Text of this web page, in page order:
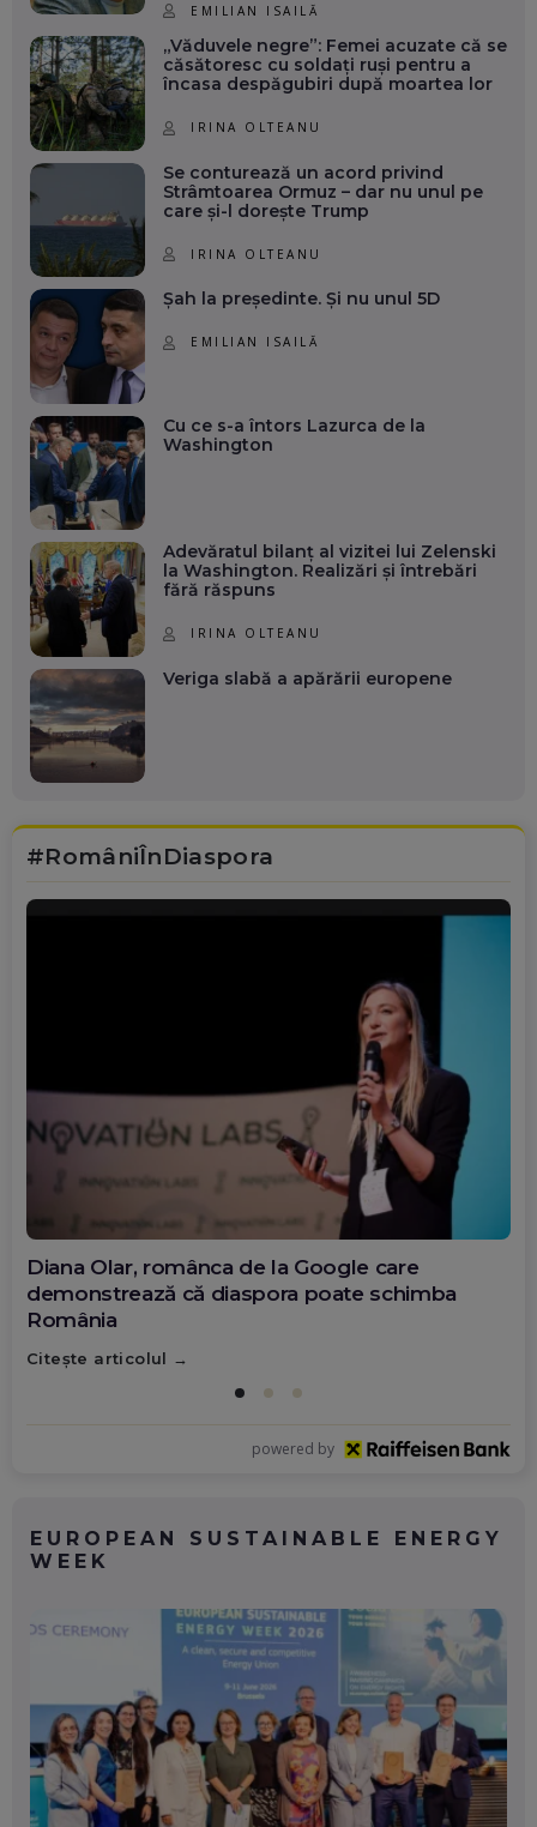
EMILIAN ISAILĂ
„Văduvele negre”: Femei acuzate că se
căsătoresc cu soldați ruși pentru a
încasa despăgubiri după moartea lor
IRINA OLTEANU
Se conturează un acord privind
Strâmtoarea Ormuz – dar nu unul pe
care și-l dorește Trump
IRINA OLTEANU
Șah la președinte. Și nu unul 5D
EMILIAN ISAILĂ
Cu ce s-a întors Lazurca de la
Washington
Adevăratul bilanț al vizitei lui Zelenski
la Washington. Realizări și întrebări
fără răspuns
IRINA OLTEANU
Veriga slabă a apărării europene
#RomâniÎnDiaspora
Diana Olar, românca de la Google care
demonstrează că diaspora poate schimba
România
Citește articolul
powered by
EUROPEAN SUSTAINABLE ENERGY
WEEK